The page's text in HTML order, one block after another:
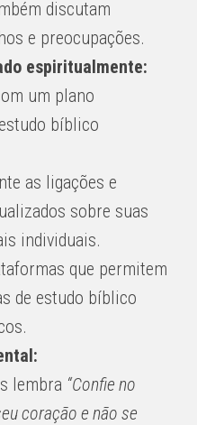
discutam
e preocupações.
espiritualmente:
um plano
bíblico
as ligações e
sobre suas
individuais.
que permitem
de estudo bíblico
lembra “Confie no
coração e não se